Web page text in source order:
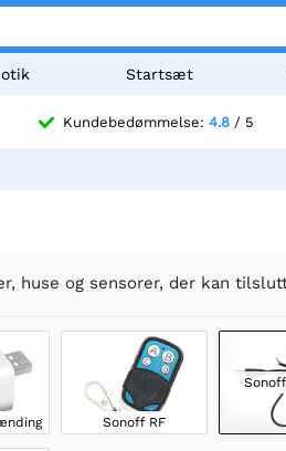
Startsæt
Kundebedømmelse: 4.8 / 5
huse og sensorer, der kan
Sonoff RF